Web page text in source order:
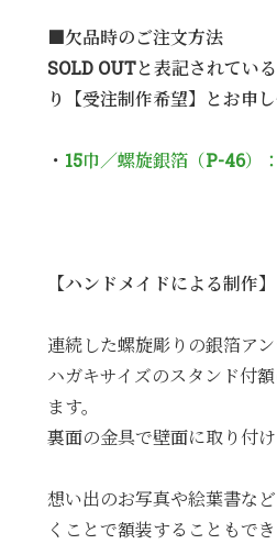
■欠品時のご注文方法
SOLD OUTと表記されてい
り【受注制作希望】とお申し
・ 15巾／螺旋銀箔（P-46）
【ハンドメイドによる制作】
連続した螺旋彫りの銀箔アン
ハガキサイズのスタンド付
ます。
裏面の金具で壁面に取り付け
想い出のお写真や絵葉書な
くことで額装することもでき